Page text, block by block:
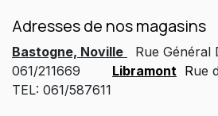
Adresses de nos magasins
Bastogne, Noville
Rue Général
061/211669
Libramont Rue
TEL: 061/587611